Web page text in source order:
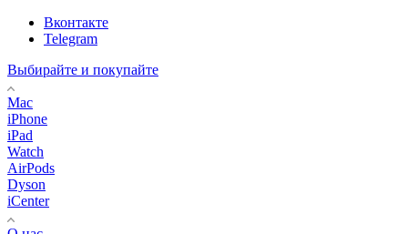
Вконтакте
Telegram
Выбирайте и покупайте
Mac
iPhone
iPad
Watch
AirPods
Dyson
iCenter